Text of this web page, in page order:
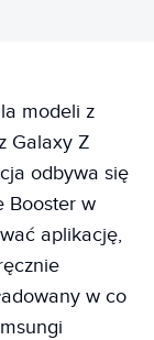
modeli z
Galaxy Z
odbywa się
Booster w
aplikację,
w co